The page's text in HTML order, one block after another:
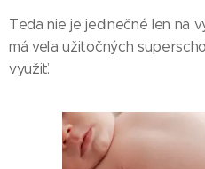
Teda nie je jedinečné len na
má veľa užitočných
využiť.